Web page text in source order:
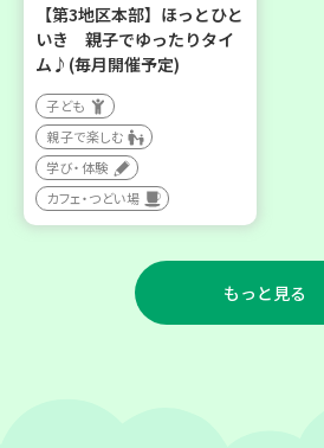
【第3地区本部】ほっとひと
いき 親子でゆったりタイ
ム♪(毎月開催予定)
子ども
親子で楽しむ
学び・体験
カフェ・つどい場
もっと見る